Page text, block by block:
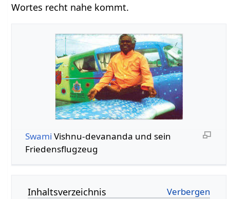
Wortes recht nahe kommt.
Swami Vishnu-devananda und sein
Friedensflugzeug
Inhaltsverzeichnis